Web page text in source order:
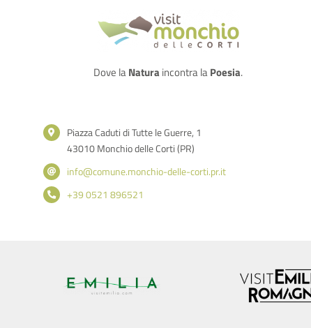
Dove laNatura incontra laPoesia.
Piazza Caduti di Tutte le Guerre, 1
43010 Monchio delle Corti (PR)
info@comune.monchio-delle-corti.pr.it
+39 0521 896521